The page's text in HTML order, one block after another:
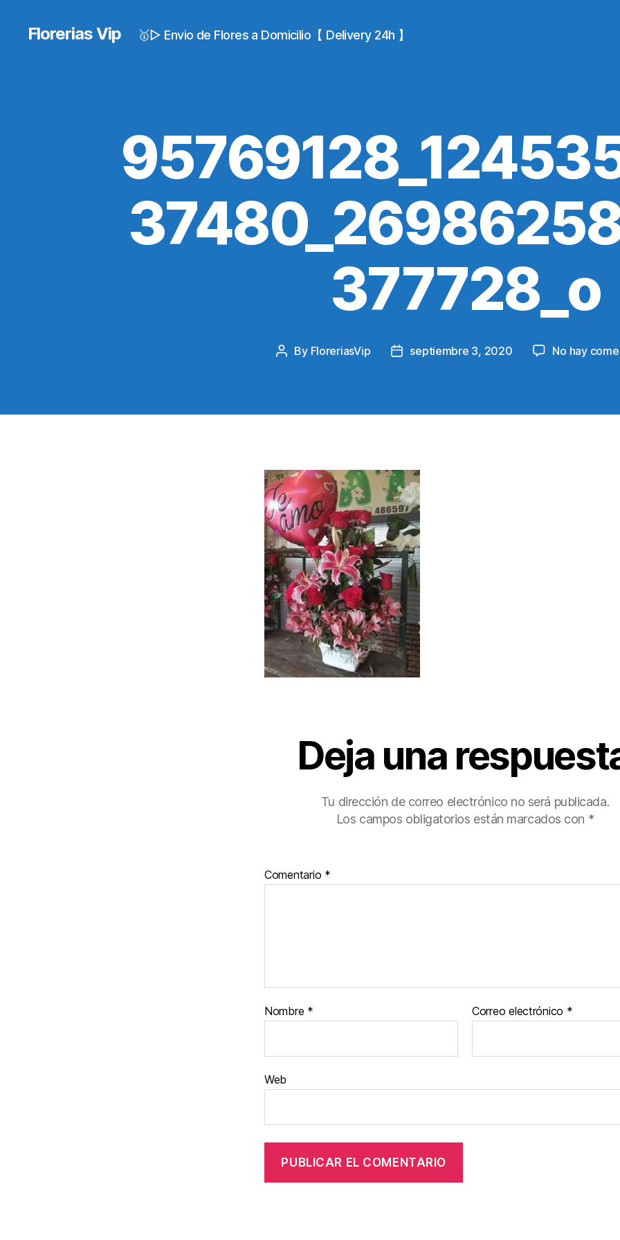
Florerias Vip 🥇▷ Envio de Flores a Domicilio【 Delivery 24h 】
377728_o
Post
By FloreriasVip
Postseptiembre 3, 2020 No hay
Deja una
Tu dirección de correo electrónico no será publicada.
Los campos obligatorios están marcados con *
Comentario *
Nombre * Correo electrónico *
Web